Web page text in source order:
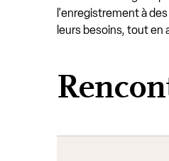
l'enregistrement à
leurs besoins, tout